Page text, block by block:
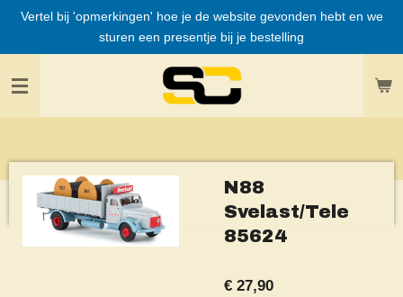
Ga
de
Vertel bij 'opmerkingen' hoe je de website gevonden hebt en we
sturen een presentje bij je bestelling
N88
Svelast/Tele
85624
€ 27,90